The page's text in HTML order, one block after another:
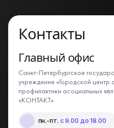
Контакты
Главный офис
Санкт-Петербургское
учреждение «Городской центр
профилактики асоциальных
«КОНТАКТ»
пн.-пт. с 9.00 до 18.00